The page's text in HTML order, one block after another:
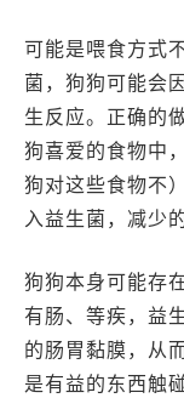
可能是喂食方式
菌，狗狗可能会
生反应。正确的
狗喜爱的食物中
狗对这些食物不
入益生菌，减少
狗狗本身可能存
有肠、等疾，益
的肠胃黏膜，从
是有益的东西触